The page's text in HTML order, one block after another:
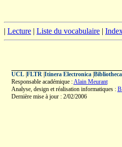
| Lecture | Liste du vocabulaire |
UCL| FLTR| Itinera Electronica|
Responsable académique :Alain Meurant
Analyse, design et réalisation informatiques :
Dernière mise à jour : 2/02/2006